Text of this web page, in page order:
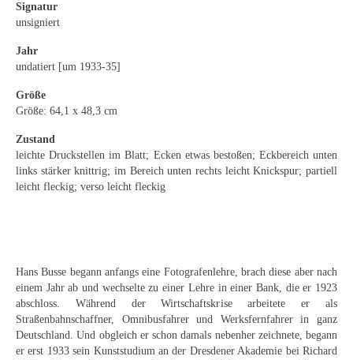
Kunst nach 1945
Helmut Diekmann
Hermann Dieste
Ferdinand Springer
Arne Siegfried
Curt Wittenbecher
Signatur
unsigniert
Jahr
undatiert [um 1933-35]
Größe
Größe: 64,1 x 48,3 cm
Zustand
leichte Druckstellen im Blatt; Ecken etwas bestoßen; Eckbereich unten
links stärker knittrig; im Bereich unten rechts leicht Knickspur; partiell
leicht fleckig; verso leicht fleckig
Hans Busse begann anfangs eine Fotografenlehre, brach diese aber nach
einem Jahr ab und wechselte zu einer Lehre in einer Bank, die er 1923
abschloss. Während der Wirtschaftskrise arbeitete er als
Straßenbahnschaffner, Omnibusfahrer und Werksfernfahrer in ganz
Deutschland. Und obgleich er schon damals nebenher zeichnete, begann
er erst 1933 sein Kunststudium an der Dresdener Akademie bei Richard